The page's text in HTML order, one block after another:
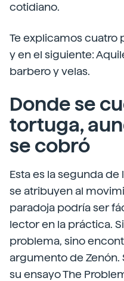
cotidiano.
Te explicamos cuatro
y en el siguiente:
barbero y velas.
Donde se
tortuga,
se cobró
Esta es la segunda
se atribuyen al
paradoja podría ser
lector en la práctica.
problema, sino
argumento de Zenón.
su ensayo The